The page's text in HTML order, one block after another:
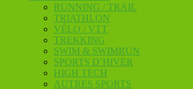
RUNNING / TRAIL
TRIATHLON
VÉLO / VTT
TREKKING
SWIM & SWIMRUN
SPORTS D’HIVER
HIGH TECH
AUTRES SPORTS